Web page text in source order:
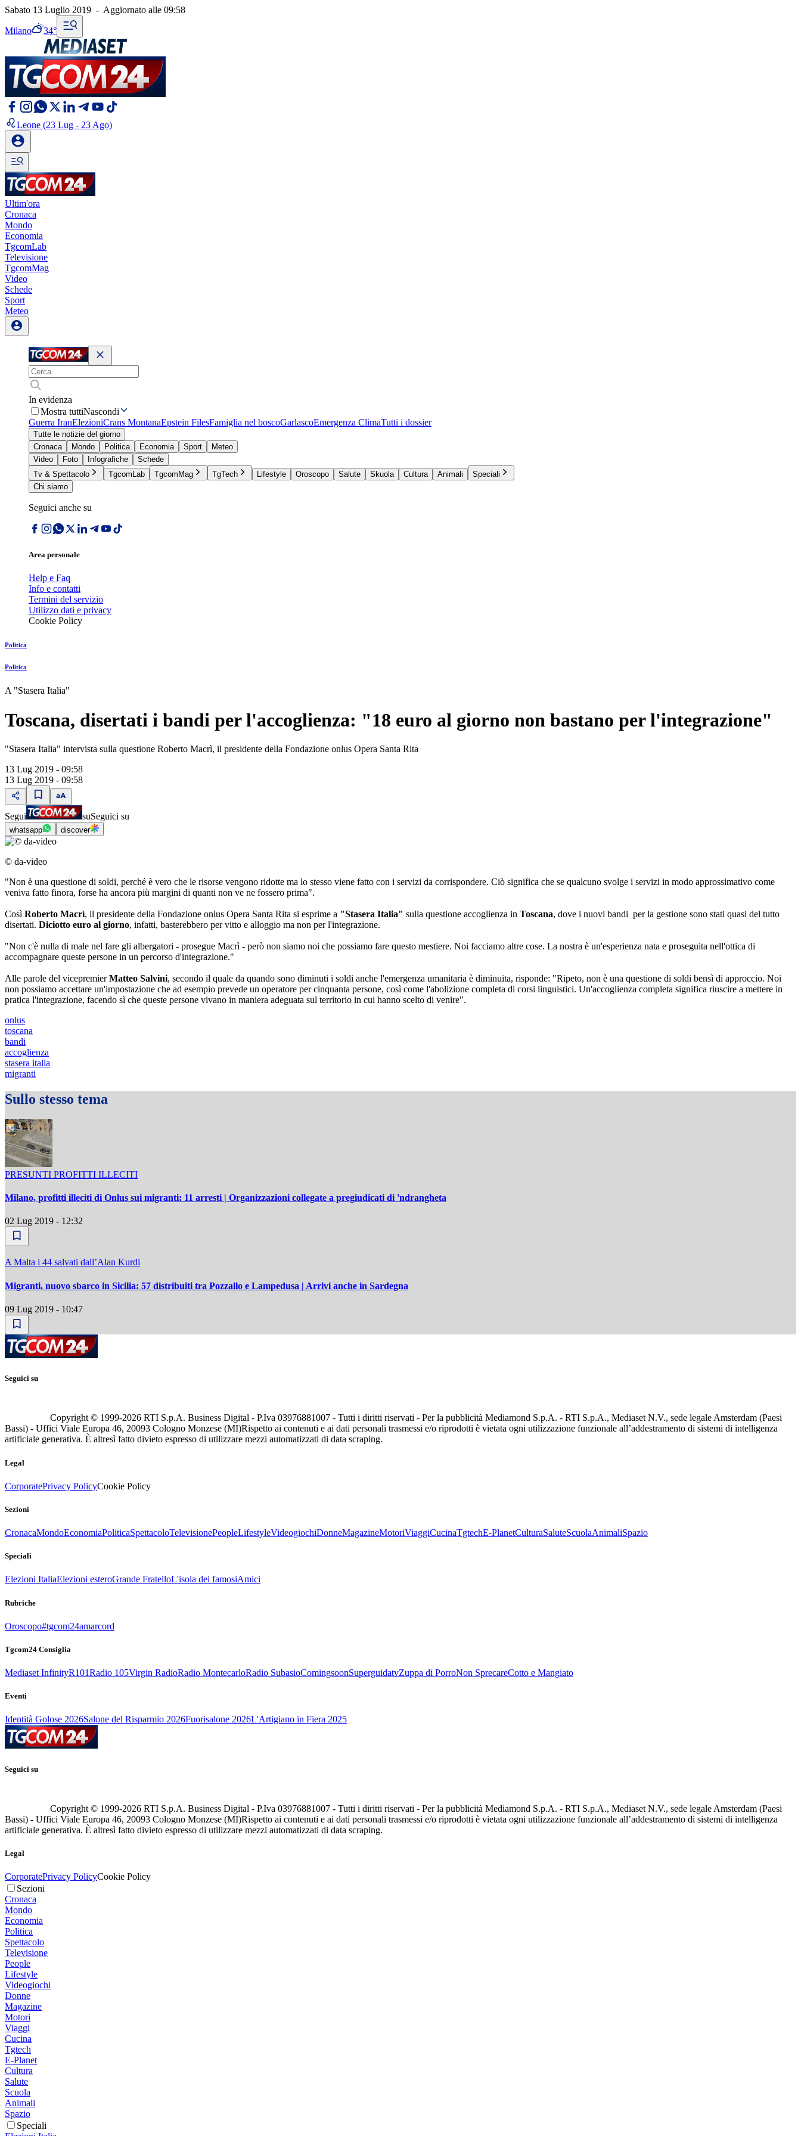
Sabato 13 Luglio 2019 - Aggiornato alle 09:58
Milano 34°
Leone (23 Lug - 23 Ago)
Ultim'ora
Cronaca
Mondo
Economia
TgcomLab
Televisione
TgcomMag
Video
Schede
Sport
Meteo
In evidenza
Mostra tuttiNascondi
Guerra IranElezioniCrans MontanaEpstein FilesFamiglia nel boscoGarlascoEmergenza ClimaTutti i dossier
Tutte le notizie del giorno
Cronaca
Mondo Politica Economia Sport
Meteo
Video
Foto Infografiche
Schede
Tv & Spettacolo
TgcomLab TgcomMag TgTech Lifestyle Oroscopo Salute Skuola Cultura Animali
Speciali
Chi siamo
Seguici anche su
Area personale
Help e Faq
Info e contatti
Termini del servizio
Utilizzo dati e privacy
Cookie Policy
Politica
Politica
A "Stasera Italia"
Toscana, disertati i bandi per l'accoglienza: "18 euro al giorno non bastano per l'integrazione"
"Stasera Italia" intervista sulla questione Roberto Macrì, il presidente della Fondazione onlus Opera Santa Rita
13 Lug 2019 - 09:58
13 Lug 2019 - 09:58
Segui suSeguici su
whatsapp discover
© da-video
"Non è una questione di soldi, perché è vero che le risorse vengono ridotte ma lo stesso viene fatto con i servizi da corrispondere. Ciò significa che se qualcuno svolge i servizi in modo approssimativo come
veniva fatto finora, forse ha ancora più margini di quanti non ve ne fossero prima".
Così Roberto Macrì, il presidente della Fondazione onlus Opera Santa Rita si esprime a "Stasera Italia" sulla questione accoglienza in Toscana, dove i nuovi bandi per la gestione sono stati quasi del tutto
disertati. Diciotto euro al giorno, infatti, basterebbero per vitto e alloggio ma non per l'integrazione.
"Non c'è nulla di male nel fare gli albergatori - prosegue Macrì - però non siamo noi che possiamo fare questo mestiere. Noi facciamo altre cose. La nostra è un'esperienza nata e proseguita nell'ottica di
accompagnare queste persone in un percorso d'integrazione."
Alle parole del vicepremierMatteo Salvini, secondo il quale da quando sono diminuti i soldi anche l'emergenza umanitaria è diminuita, risponde: "Ripeto, non è una questione di soldi bensì di approccio. Noi
non possiamo accettare un'impostazione che ad esempio prevede un operatore per cinquanta persone, così come l'abolizione completa di corsi linguistici. Un'accoglienza completa significa riuscire a mettere in
pratica l'integrazione, facendo sì che queste persone vivano in maniera adeguata sul territorio in cui hanno scelto di venire".
onlus
toscana
bandi
accoglienza
stasera italia
migranti
Sullo stesso tema
PRESUNTI PROFITTI ILLECITI
Milano, profitti illeciti di Onlus sui migranti: 11 arresti | Organizzazioni collegate a pregiudicati di 'ndrangheta
02 Lug 2019 - 12:32
A Malta i 44 salvati dallʼAlan Kurdi
Migranti, nuovo sbarco in Sicilia: 57 distribuiti tra Pozzallo e Lampedusa | Arrivi anche in Sardegna
09 Lug 2019 - 10:47
Seguici su
Copyright © 1999-2026 RTI S.p.A. Business Digital - P.Iva 03976881007 - Tutti i diritti riservati - Per la pubblicità Mediamond S.p.A. - RTI S.p.A., Mediaset N.V., sede legale Amsterdam (Paesi
Bassi) - Uffici Viale Europa 46, 20093 Cologno Monzese (MI)Rispetto ai contenuti e ai dati personali trasmessi e/o riprodotti è vietata ogni utilizzazione funzionale all’addestramento di sistemi di intelligenza
artificiale generativa. È altresì fatto divieto espresso di utilizzare mezzi automatizzati di data scraping.
Legal
CorporatePrivacy PolicyCookie Policy
Sezioni
CronacaMondoEconomiaPoliticaSpettacoloTelevisionePeopleLifestyleVideogiochiDonneMagazineMotoriViaggiCucinaTgtechE-PlanetCulturaSaluteScuolaAnimaliSpazio
Speciali
Elezioni ItaliaElezioni esteroGrande FratelloL'isola dei famosiAmici
Rubriche
Oroscopo#tgcom24amarcord
Tgcom24 Consiglia
Mediaset InfinityR101Radio 105Virgin RadioRadio MontecarloRadio SubasioComingsoonSuperguidatvZuppa di PorroNon SprecareCotto e Mangiato
Eventi
Identità Golose 2026Salone del Risparmio 2026Fuorisalone 2026L'Artigiano in Fiera 2025
Seguici su
Copyright © 1999-2026 RTI S.p.A. Business Digital - P.Iva 03976881007 - Tutti i diritti riservati - Per la pubblicità Mediamond S.p.A. - RTI S.p.A., Mediaset N.V., sede legale Amsterdam (Paesi
Bassi) - Uffici Viale Europa 46, 20093 Cologno Monzese (MI)Rispetto ai contenuti e ai dati personali trasmessi e/o riprodotti è vietata ogni utilizzazione funzionale all’addestramento di sistemi di intelligenza
artificiale generativa. È altresì fatto divieto espresso di utilizzare mezzi automatizzati di data scraping.
Legal
CorporatePrivacy PolicyCookie Policy
Sezioni
Cronaca
Mondo
Economia
Politica
Spettacolo
Televisione
People
Lifestyle
Videogiochi
Donne
Magazine
Motori
Viaggi
Cucina
Tgtech
E-Planet
Cultura
Salute
Scuola
Animali
Spazio
Speciali